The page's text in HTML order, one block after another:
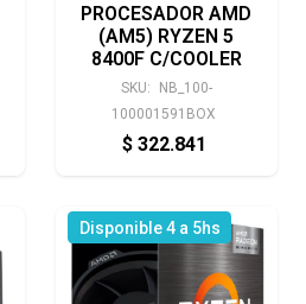
PROCESADOR AMD
(AM5) RYZEN 5
8400F C/COOLER
SKU:
NB_100-
100001591BOX
$ 322.841
Disponible 4 a 5hs